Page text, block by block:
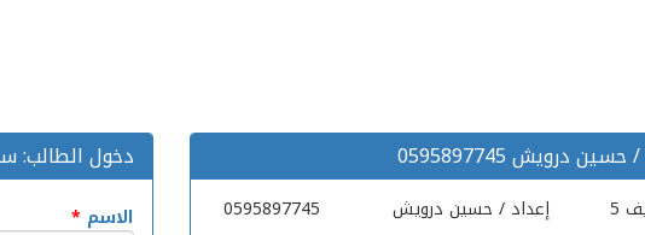
دخول الطالب:
الاسم *